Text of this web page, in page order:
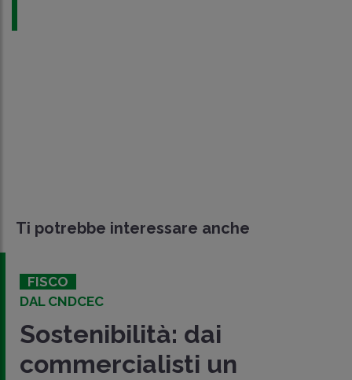
Ti potrebbe interessare anche
FISCO
DAL CNDCEC
Sostenibilità: dai
commercialisti un